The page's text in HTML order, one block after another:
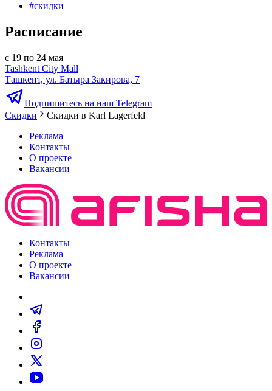
#скидки
Расписание
с 19 по 24 мая
Tashkent City Mall
Ташкент, ул. Батыра Закирова, 7
Подпишитесь на наш Telegram
Скидки
Скидки в Karl Lagerfeld
Реклама
Контакты
О проекте
Вакансии
Контакты
Реклама
О проекте
Вакансии